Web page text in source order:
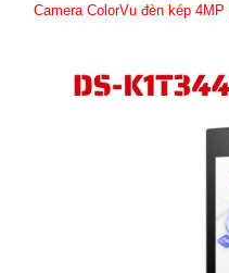
Camera ColorVu đèn kép